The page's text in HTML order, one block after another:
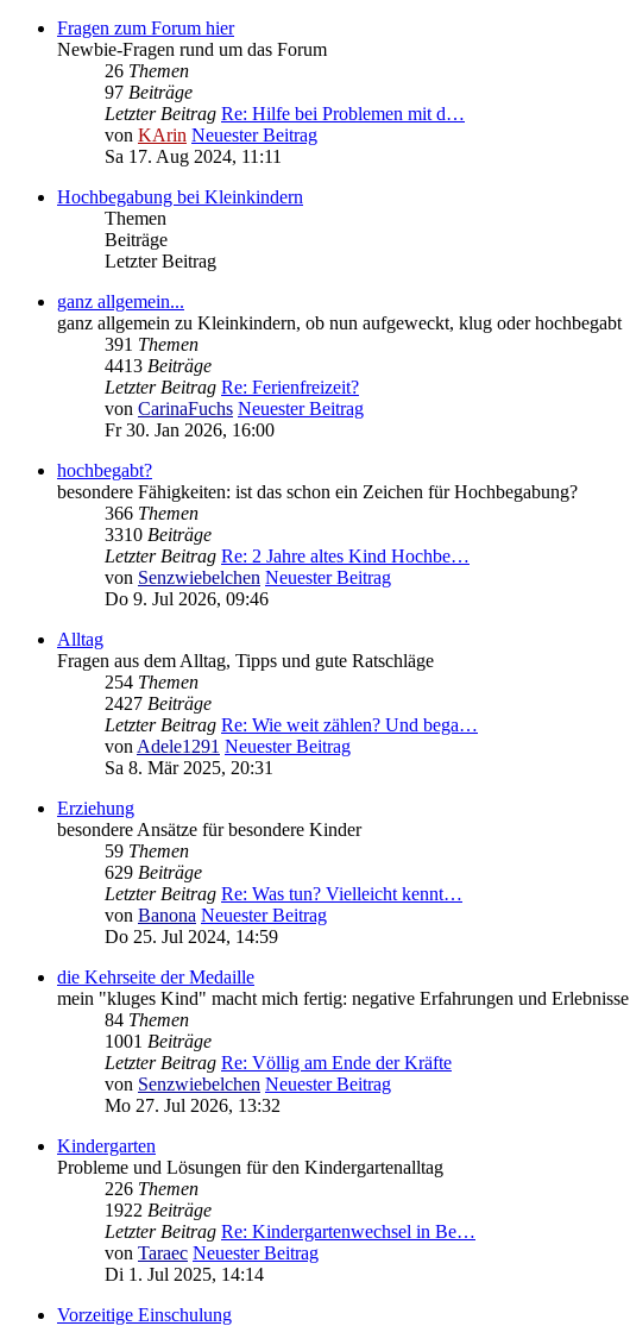
Fragen zum Forum hier
Newbie-Fragen rund um das Forum
26 Themen
97 Beiträge
Letzter Beitrag Re: Hilfe bei Problemen mit d…
von KArin Neuester Beitrag
Sa 17. Aug 2024, 11:11
Hochbegabung bei Kleinkindern
Themen
Beiträge
Letzter Beitrag
ganz allgemein...
ganz allgemein zu Kleinkindern, ob nun aufgeweckt, klug oder hochbegabt
391 Themen
4413 Beiträge
Letzter Beitrag Re: Ferienfreizeit?
von CarinaFuchs Neuester Beitrag
Fr 30. Jan 2026, 16:00
hochbegabt?
besondere Fähigkeiten: ist das schon ein Zeichen für Hochbegabung?
366 Themen
3310 Beiträge
Letzter Beitrag Re: 2 Jahre altes Kind Hochbe…
von Senzwiebelchen Neuester Beitrag
Do 9. Jul 2026, 09:46
Alltag
Fragen aus dem Alltag, Tipps und gute Ratschläge
254 Themen
2427 Beiträge
Letzter Beitrag Re: Wie weit zählen? Und bega…
vonAdele1291 Neuester Beitrag
Sa 8. Mär 2025, 20:31
Erziehung
besondere Ansätze für besondere Kinder
59 Themen
629 Beiträge
Letzter Beitrag Re: Was tun? Vielleicht kennt…
von Banona Neuester Beitrag
Do 25. Jul 2024, 14:59
die Kehrseite der Medaille
mein "kluges Kind" macht mich fertig: negative Erfahrungen und Erlebnisse
84 Themen
1001 Beiträge
Letzter Beitrag Re: Völlig am Ende der Kräfte
von Senzwiebelchen Neuester Beitrag
Mo 27. Jul 2026, 13:32
Kindergarten
Probleme und Lösungen für den Kindergartenalltag
226 Themen
1922 Beiträge
Letzter Beitrag Re: Kindergartenwechsel in Be…
von Taraec Neuester Beitrag
Di 1. Jul 2025, 14:14
Vorzeitige Einschulung